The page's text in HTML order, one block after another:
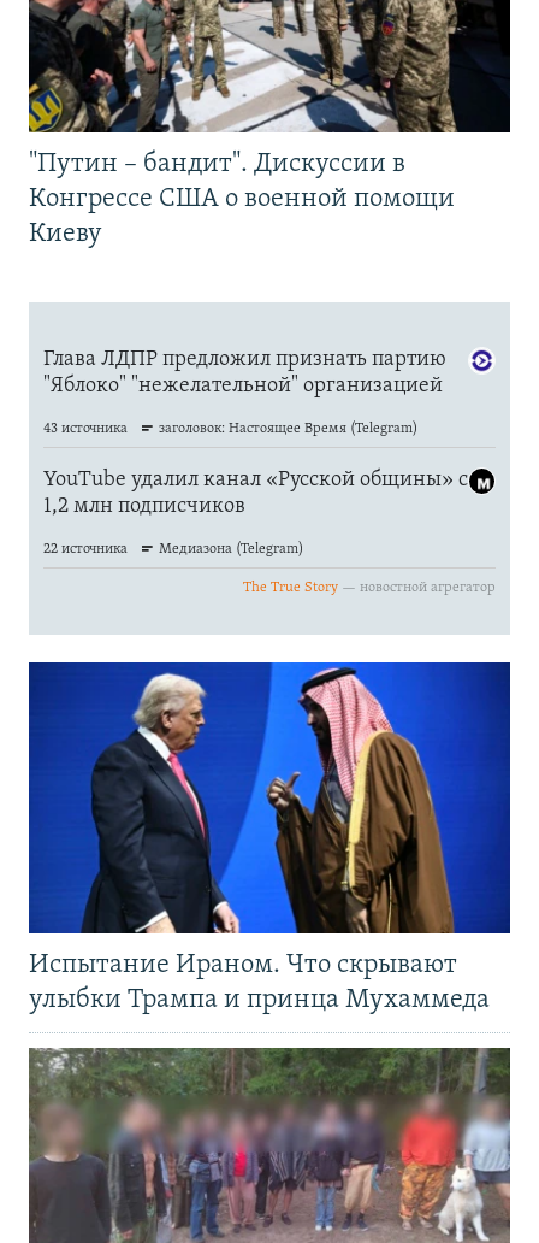
"Путин – бандит". Дискуссии в
Конгрессе США о военной помощи
Киеву
Испытание Ираном. Что скрывают
улыбки Трампа и принца Мухаммеда